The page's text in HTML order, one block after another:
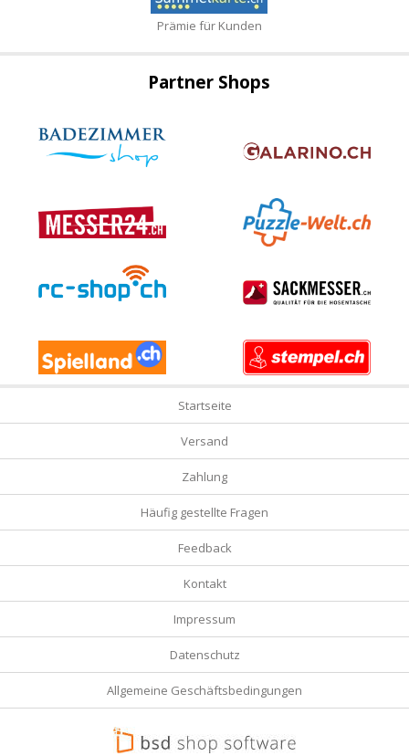
Prämie für Kunden
Partner Shops
Startseite
Versand
Zahlung
Häufig gestellte Fragen
Feedback
Kontakt
Impressum
Datenschutz
Allgemeine Geschäftsbedingungen